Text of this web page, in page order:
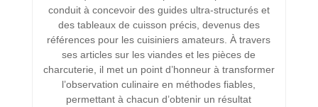
conduit à concevoir des guides ultra-structurés et
des tableaux de cuisson précis, devenus des
références pour les cuisiniers amateurs. À travers
ses articles sur les viandes et les pièces de
charcuterie, il met un point d’honneur à transformer
l’observation culinaire en méthodes fiables,
permettant à chacun d’obtenir un résultat